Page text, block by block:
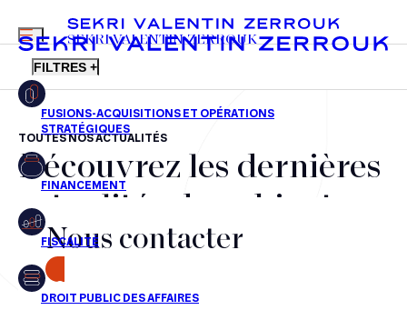
FR EN
MENU
SEKRI VALENTIN ZERROUK
FILTRES +
Fusions-acquisitions et opérations stratégiques
Financement
Fiscalité
Droit public des affaires
TOUTES NOS ACTUALITÉS
Découvrez les dernières
actualités du cabinet,
nos récompenses et nos
transactions, jour après
Nous contacter